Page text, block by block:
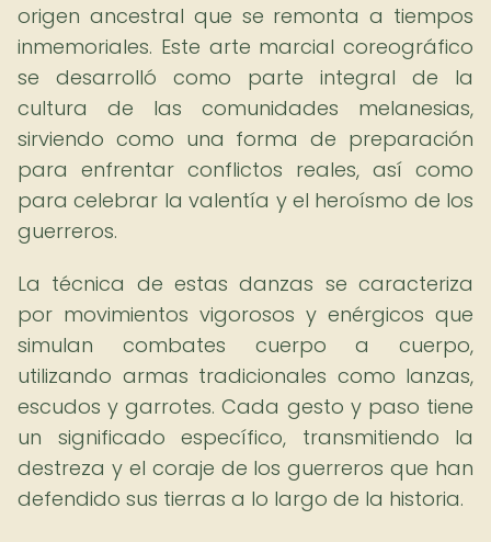
origen ancestral que se remonta a tiempos
inmemoriales. Este arte marcial coreográfico
se desarrolló como parte integral de la
cultura de las comunidades melanesias,
sirviendo como una forma de preparación
para enfrentar conflictos reales, así como
para celebrar la valentía y el heroísmo de los
guerreros.
La técnica de estas danzas se caracteriza
por movimientos vigorosos y enérgicos que
simulan combates cuerpo a cuerpo,
utilizando armas tradicionales como lanzas,
escudos y garrotes. Cada gesto y paso tiene
un significado específico, transmitiendo la
destreza y el coraje de los guerreros que han
defendido sus tierras a lo largo de la historia.